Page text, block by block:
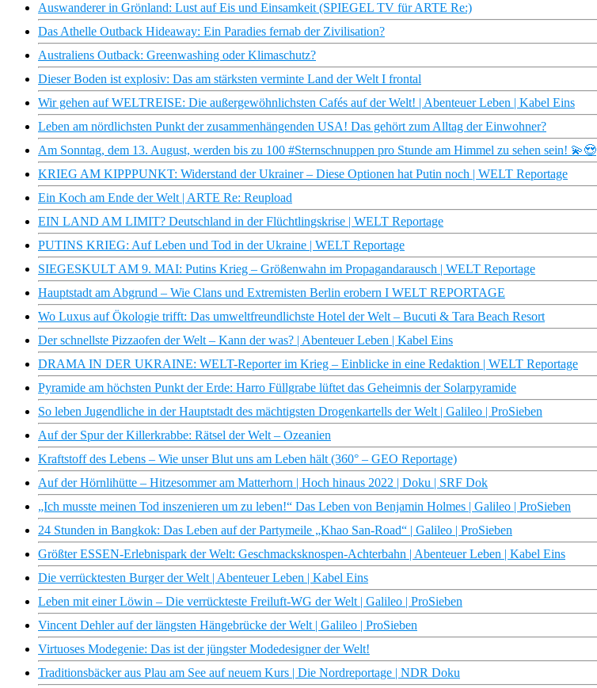
Auswanderer in Grönland: Lust auf Eis und Einsamkeit (SPIEGEL TV für ARTE Re:)
Das Athelle Outback Hideaway: Ein Paradies fernab der Zivilisation?
Australiens Outback: Greenwashing oder Klimaschutz?
Dieser Boden ist explosiv: Das am stärksten verminte Land der Welt I frontal
Wir gehen auf WELTREISE: Die außergewöhnlichsten Cafés auf der Welt! | Abenteuer Leben | Kabel Eins
Leben am nördlichsten Punkt der zusammenhängenden USA! Das gehört zum Alltag der Einwohner?
Am Sonntag, dem 13. August, werden bis zu 100 #Sternschnuppen pro Stunde am Himmel zu sehen sein! 💫😍
KRIEG AM KIPPPUNKT: Widerstand der Ukrainer – Diese Optionen hat Putin noch | WELT Reportage
Ein Koch am Ende der Welt | ARTE Re: Reupload
EIN LAND AM LIMIT? Deutschland in der Flüchtlingskrise | WELT Reportage
PUTINS KRIEG: Auf Leben und Tod in der Ukraine | WELT Reportage
SIEGESKULT AM 9. MAI: Putins Krieg – Größenwahn im Propagandarausch | WELT Reportage
Hauptstadt am Abgrund – Wie Clans und Extremisten Berlin erobern I WELT REPORTAGE
Wo Luxus auf Ökologie trifft: Das umweltfreundlichste Hotel der Welt – Bucuti & Tara Beach Resort
Der schnellste Pizzaofen der Welt – Kann der was? | Abenteuer Leben | Kabel Eins
DRAMA IN DER UKRAINE: WELT-Reporter im Krieg – Einblicke in eine Redaktion | WELT Reportage
Pyramide am höchsten Punkt der Erde: Harro Füllgrabe lüftet das Geheimnis der Solarpyramide
So leben Jugendliche in der Hauptstadt des mächtigsten Drogenkartells der Welt | Galileo | ProSieben
Auf der Spur der Killerkrabbe: Rätsel der Welt – Ozeanien
Kraftstoff des Lebens – Wie unser Blut uns am Leben hält (360° – GEO Reportage)
Auf der Hörnlihütte – Hitzesommer am Matterhorn | Hoch hinaus 2022 | Doku | SRF Dok
„Ich musste meinen Tod inszenieren um zu leben!“ Das Leben von Benjamin Holmes | Galileo | ProSieben
24 Stunden in Bangkok: Das Leben auf der Partymeile „Khao San-Road“ | Galileo | ProSieben
Größter ESSEN-Erlebnispark der Welt: Geschmacksknospen-Achterbahn | Abenteuer Leben | Kabel Eins
Die verrücktesten Burger der Welt | Abenteuer Leben | Kabel Eins
Leben mit einer Löwin – Die verrückteste Freiluft-WG der Welt | Galileo | ProSieben
Vincent Dehler auf der längsten Hängebrücke der Welt | Galileo | ProSieben
Virtuoses Modegenie: Das ist der jüngster Modedesigner der Welt!
Traditionsbäcker aus Plau am See auf neuem Kurs | Die Nordreportage | NDR Doku